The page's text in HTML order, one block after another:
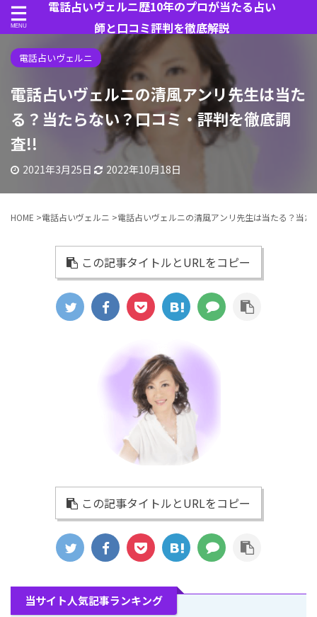
電話占いヴェルニ歴10年のプロが当たる占い
師と口コミ評判を徹底解説
電話占いヴェルニ
電話占いヴェルニの清風アンリ先生は当た
る？当たらない？口コミ・評判を徹底調
査!!
2021年3月25日 2022年10月18日
HOME >電話占いヴェルニ >電話占いヴェルニの清風アンリ先生は当たる？当
この記事タイトルとURLをコピー
この記事タイトルとURLをコピー
当サイト人気記事ランキング